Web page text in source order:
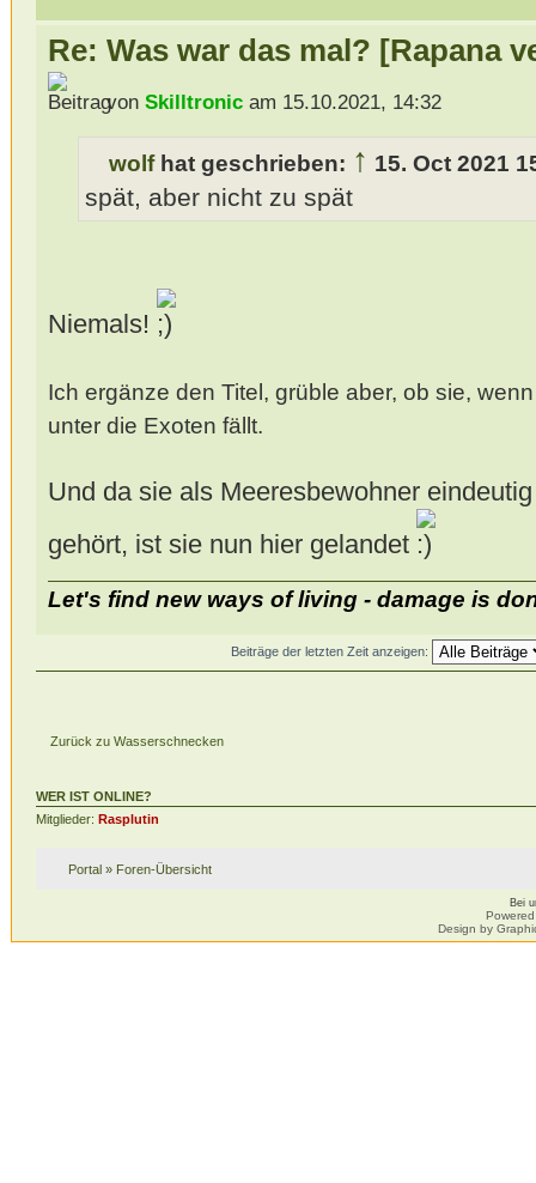
Re: Was war das mal? [Rapana
von Skilltronicam 15.10.2021, 14:32
wolfhat geschrieben: ↑ 15. Oct 2021
spät, aber nicht zu spät
Niemals!
Ich ergänze den Titel, grüble aber, ob sie,
unter die Exoten fällt.
Und da sie als Meeresbewohner
gehört, ist sie nun hier gelandet
Let's find new ways of living - damage is
Beiträge der letzten Zeit anzeigen:
Zurück zu Wasserschnecken
WER IST ONLINE?
Mitglieder: Rasplutin
Portal» Foren-Übersicht
Bei
Design by